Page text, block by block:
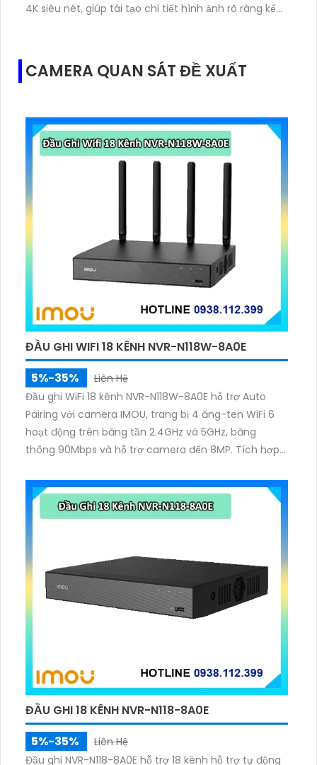
4K siêu nét, giúp tái tạo chi tiết hình ảnh rõ ràng kể
CAMERA QUAN SÁT ĐỀ XUẤT
ĐẦU GHI WIFI 18 KÊNH NVR-N118W-8A0E
5%-35%
Liên Hệ
Đầu ghi WiFi 18 kênh NVR-N118W-8A0E hỗ trợ Auto
Pairing với camera IMOU, trang bị 4 ăng-ten WiFi 6
hoạt động trên băng tần 2.4GHz và 5GHz, băng
thông 90Mbps và hỗ trợ camera đến 8MP. Tích hợp
và xuất hình HDMI 4K UHD, VGA. Hỗ trợ 1 ổ cứng 16TB, 2
USB.
ĐẦU GHI 18 KÊNH NVR-N118-8A0E
5%-35%
Liên Hệ
Đầu ghi NVR-N118-8A0E hỗ trợ 18 kênh hỗ trợ tự động